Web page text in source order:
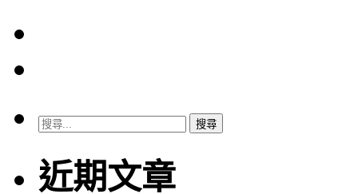
搜
關
鍵
近期文章